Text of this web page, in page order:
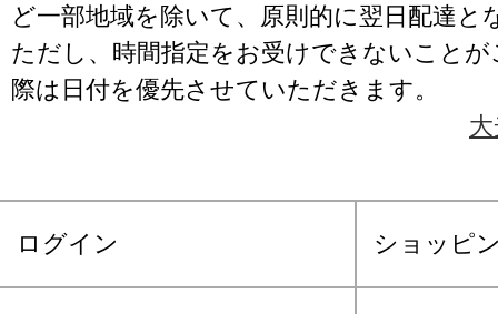
ど一部地域を除いて、原則的に翌日配達と
ただし、時間指定をお受けできないこと
際は日付を優先させていただきます。
ログイン ショッピ